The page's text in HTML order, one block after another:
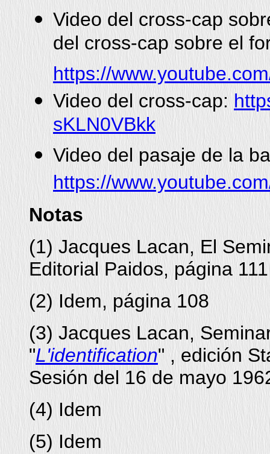
Video del cross-cap
del cross-cap sobre el
https://
Video del cross-cap:
sKLN0VBkk
Video del pasaje de la
https://
Notas
(1) Jacques Lacan, El
Editorial Paidos, página 111
(2)Idem, página 108
(3) Jacques Lacan,
"L'identification" , edición
Sesión del 16 de mayo
(4) Idem
(5) Idem